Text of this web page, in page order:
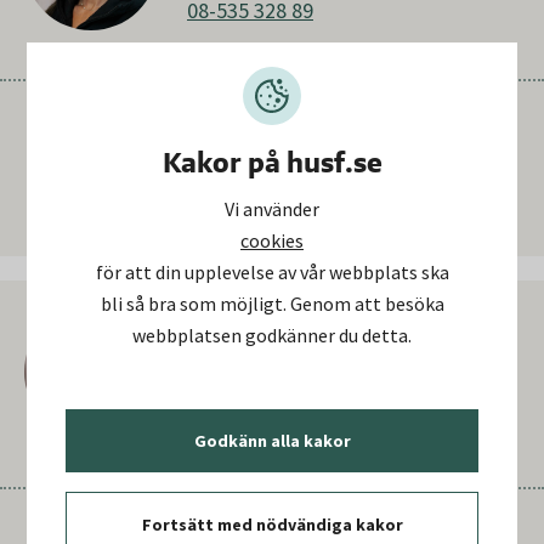
Kakor på husf.se
Vi använder
cookies
för att din upplevelse av vår webbplats ska
bli så bra som möjligt. Genom att besöka
webbplatsen godkänner du detta.
Godkänn alla kakor
Fortsätt med nödvändiga kakor
08-535 328 89
Om du har ett ärende som inte går att lägga in i
kundportalen, eller om du är osäker på vem du ska
kontakta, är du alltid välkommen att höra av dig
till Julia eller Jennifer så hjälper de dig vidare.
Jennifer Jansson
08-535 320 92
Om du har ett ärende som inte går att lägga in i